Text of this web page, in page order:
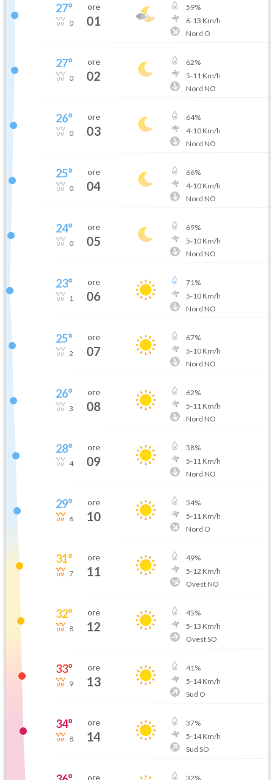
27°
0
ore
01
59%
6-13 Km/h
Nord O
27°
0
ore
02
62%
5-11 Km/h
Nord NO
26°
0
ore
03
64%
4-10Km/h
Nord NO
25°
0
ore
04
66%
4-10Km/h
Nord NO
24°
0
ore
05
69%
5-10Km/h
Nord NO
23°
1
ore
06
71%
5-10Km/h
Nord NO
25°
2
ore
07
67%
5-10Km/h
Nord NO
26°
3
ore
08
62%
5-11 Km/h
Nord NO
28°
4
ore
09
58%
5-11 Km/h
Nord NO
29°
6
ore
10
54%
5-11 Km/h
Nord O
31°
7
ore
11
49%
5-12 Km/h
Ovest NO
32°
8
ore
12
45%
5-13 Km/h
Ovest SO
33°
9
ore
13
41%
5-14Km/h
Sud O
34°
8
ore
14
37%
5-14Km/h
Sud SO
ore 32%